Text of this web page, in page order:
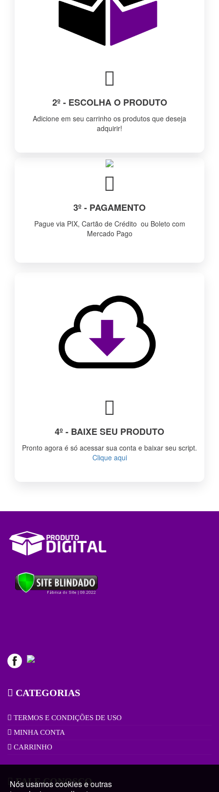
2º - ESCOLHA O PRODUTO
Adicione em seu carrinho os produtos que deseja
adquirir!
3º - PAGAMENTO
Pague via PIX, Cartão de Crédito ou Boleto com
Mercado Pago
4º - BAIXE SEU PRODUTO
Pronto agora é só acessar sua conta e baixar seu script.
Clique aqui
CATEGORIAS
TERMOS E CONDIÇÕES DE USO
MINHA CONTA
CARRINHO
FALE CONOSCO
Nós usamos cookies e outras